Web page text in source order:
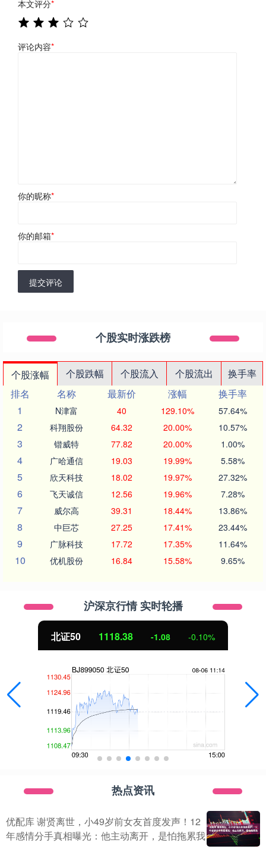
本文评分*
评论内容*
你的昵称*
你的邮箱*
提交评论
个股实时涨跌榜
个股涨幅 个股跌幅 个股流入 个股流出
换手率
排名
名称 最新价 涨幅
换手率
1
N津富 40 129.10% 57.64%
2 科翔股份 64.32 20.00% 10.57%
3 锴威特 77.82 20.00% 1.00%
4 广哈通信 19.03 19.99% 5.58%
5 欣天科技 18.02 19.97% 27.32%
6 飞天诚信 12.56 19.96% 7.28%
7 威尔高 39.31 18.44% 13.86%
8 中巨芯 27.25 17.41% 23.44%
9 广脉科技 17.72 17.35% 11.64%
10 优机股份 16.84 15.58% 9.65%
沪深京行情 实时轮播
北证50 1118.38 -1.08 -0.10%
热点资讯
优配库 谢贤离世，小49岁前女友首度发声！12
年感情分手真相曝光：他主动离开，是怕拖累我